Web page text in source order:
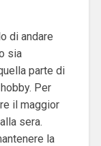
di andare
sia
parte di
Per
il maggior
sera.
la